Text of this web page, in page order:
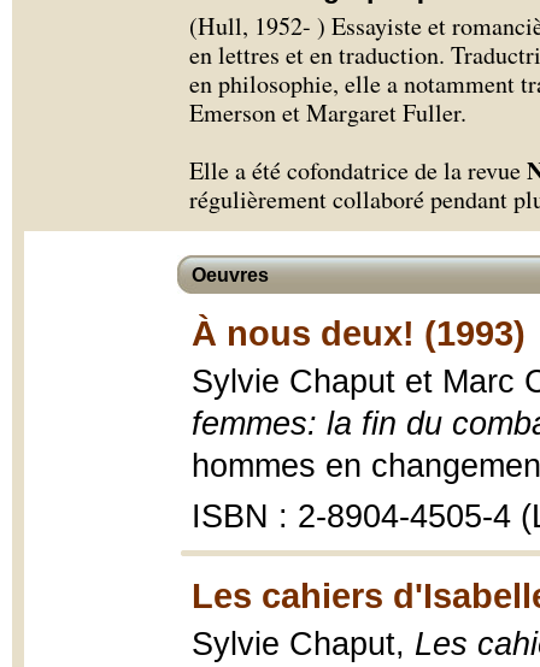
(Hull, 1952- ) Essayiste et
en lettres et en traduction.
en philosophie, elle a notamment
Emerson et Margaret Fuller.
Elle a été cofondatrice de la revue
régulièrement collaboré pendant
Oeuvres
À nous deux! (1993)
Sylvie Chaput et Marc
femmes: la fin du
hommes en
ISBN : 2-8904-4505-4
Les cahiers
Sylvie Chaput, Les